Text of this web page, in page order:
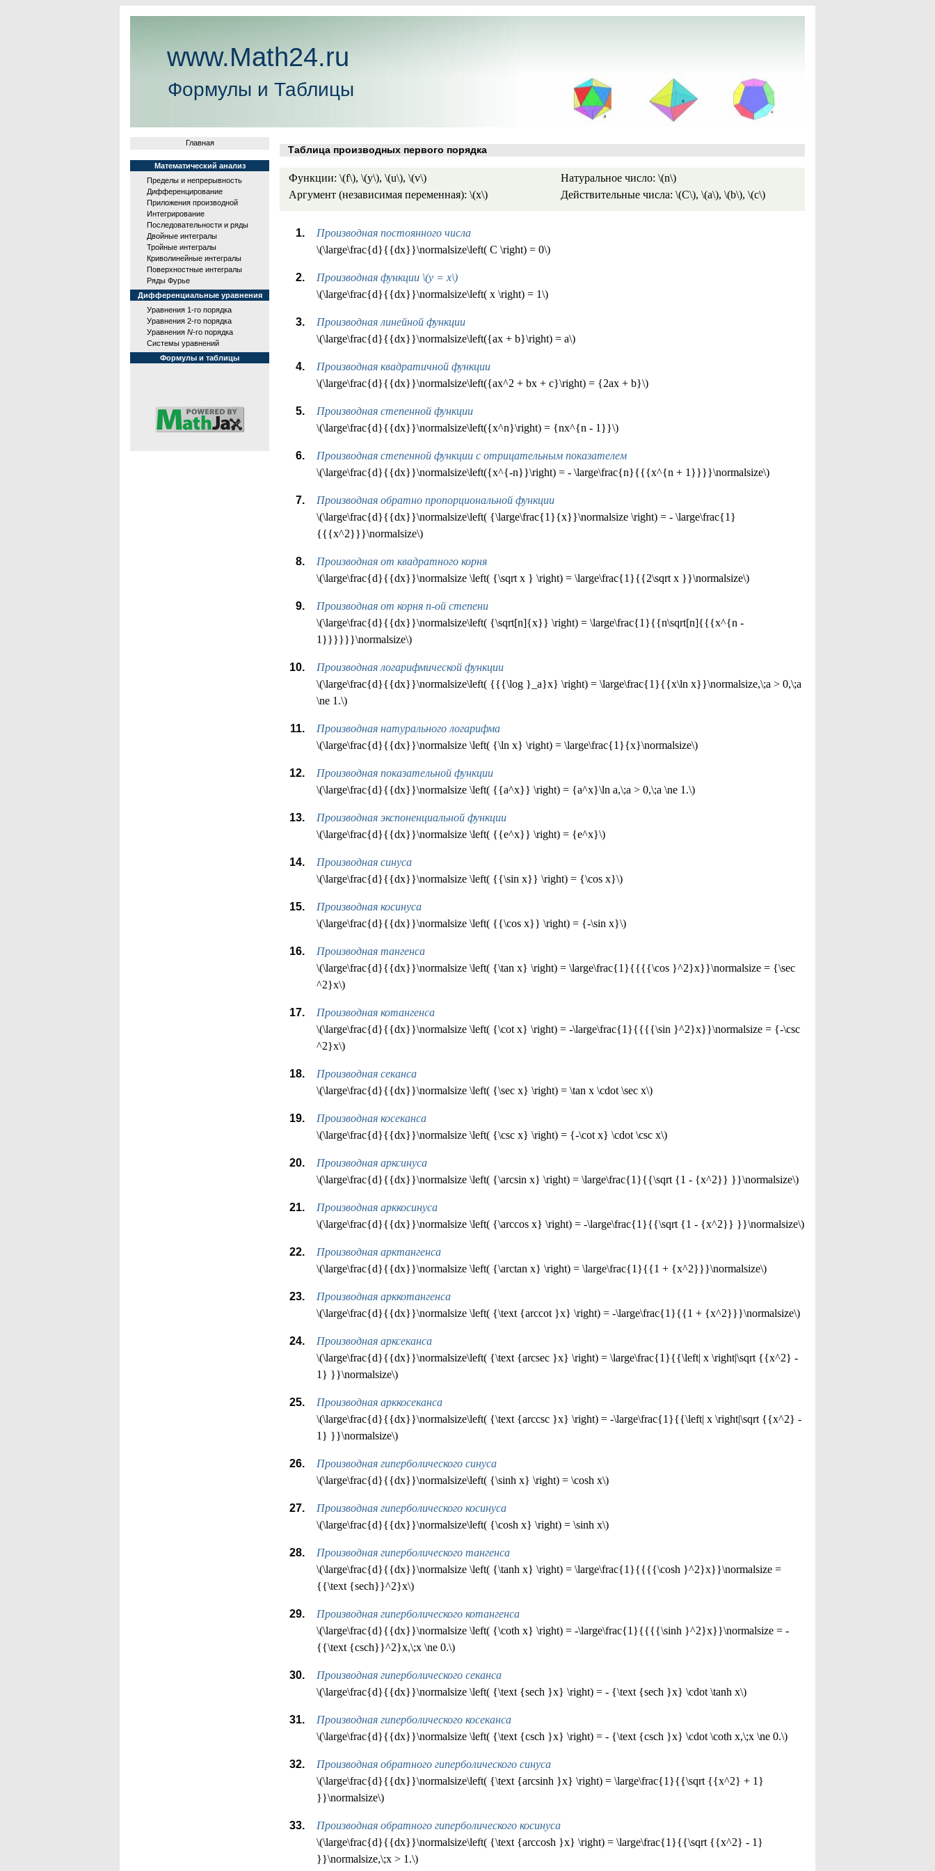
www.Math24.ru
Формулы и Таблицы
Главная
Математический анализ
Пределы и непрерывность
Дифференцирование
Приложения производной
Интегрирование
Последовательности и ряды
Двойные интегралы
Тройные интегралы
Криволинейные интегралы
Поверхностные интегралы
Ряды Фурье
Дифференциальные уравнения
Уравнения 1-го порядка
Уравнения 2-го порядка
Уравнения N-го порядка
Системы уравнений
Формулы и таблицы
Таблица производных первого порядка
Функции: \(f\), \(y\), \(u\), \(v\)
Аргумент (независимая переменная): \(x\)
Натуральное число: \(n\)
Действительные числа: \(C\), \(a\), \(b\), \(c\)
Производная постоянного числа
\(\large\frac{d}{{dx}}\normalsize\left( C \right) = 0\)
Производная функции \(y = x\)
\(\large\frac{d}{{dx}}\normalsize\left( x \right) = 1\)
Производная линейной функции
\(\large\frac{d}{{dx}}\normalsize\left({ax + b}\right) = a\)
Производная квадратичной функции
\(\large\frac{d}{{dx}}\normalsize\left({ax^2 + bx + c}\right) = {2ax + b}\)
Производная степенной функции
\(\large\frac{d}{{dx}}\normalsize\left({x^n}\right) = {nx^{n - 1}}\)
Производная степенной функции с отрицательным показателем
\(\large\frac{d}{{dx}}\normalsize\left({x^{-n}}\right) = - \large\frac{n}{{{x^{n + 1}}}}\normalsize\)
Производная обратно пропорциональной функции
\(\large\frac{d}{{dx}}\normalsize\left( {\large\frac{1}{x}}\normalsize \right) = - \large\frac{1}
{{{x^2}}}\normalsize\)
Производная от квадратного корня
\(\large\frac{d}{{dx}}\normalsize \left( {\sqrt x } \right) = \large\frac{1}{{2\sqrt x }}\normalsize\)
Производная от корня n-ой степени
\(\large\frac{d}{{dx}}\normalsize\left( {\sqrt[n]{x}} \right) = \large\frac{1}{{n\sqrt[n]{{{x^{n -
1}}}}}}\normalsize\)
Производная логарифмической функции
\(\large\frac{d}{{dx}}\normalsize\left( {{{\log }_a}x} \right) = \large\frac{1}{{x\ln x}}\normalsize,\;a > 0,\;a
\ne 1.\)
Производная натурального логарифма
\(\large\frac{d}{{dx}}\normalsize \left( {\ln x} \right) = \large\frac{1}{x}\normalsize\)
Производная показательной функции
\(\large\frac{d}{{dx}}\normalsize \left( {{a^x}} \right) = {a^x}\ln a,\;a > 0,\;a \ne 1.\)
Производная экспоненциальной функции
\(\large\frac{d}{{dx}}\normalsize \left( {{e^x}} \right) = {e^x}\)
Производная синуса
\(\large\frac{d}{{dx}}\normalsize \left( {{\sin x}} \right) = {\cos x}\)
Производная косинуса
\(\large\frac{d}{{dx}}\normalsize \left( {{\cos x}} \right) = {-\sin x}\)
Производная тангенса
\(\large\frac{d}{{dx}}\normalsize \left( {\tan x} \right) = \large\frac{1}{{{{\cos }^2}x}}\normalsize = {\sec
^2}x\)
Производная котангенса
\(\large\frac{d}{{dx}}\normalsize \left( {\cot x} \right) = -\large\frac{1}{{{{\sin }^2}x}}\normalsize = {-\csc
^2}x\)
Производная секанса
\(\large\frac{d}{{dx}}\normalsize \left( {\sec x} \right) = \tan x \cdot \sec x\)
Производная косеканса
\(\large\frac{d}{{dx}}\normalsize \left( {\csc x} \right) = {-\cot x} \cdot \csc x\)
Производная арксинуса
\(\large\frac{d}{{dx}}\normalsize \left( {\arcsin x} \right) = \large\frac{1}{{\sqrt {1 - {x^2}} }}\normalsize\)
Производная арккосинуса
\(\large\frac{d}{{dx}}\normalsize \left( {\arccos x} \right) = -\large\frac{1}{{\sqrt {1 - {x^2}} }}\normalsize\)
Производная арктангенса
\(\large\frac{d}{{dx}}\normalsize \left( {\arctan x} \right) = \large\frac{1}{{1 + {x^2}}}\normalsize\)
Производная арккотангенса
\(\large\frac{d}{{dx}}\normalsize \left( {\text {arccot }x} \right) = -\large\frac{1}{{1 + {x^2}}}\normalsize\)
Производная арксеканса
\(\large\frac{d}{{dx}}\normalsize\left( {\text {arcsec }x} \right) = \large\frac{1}{{\left| x \right|\sqrt {{x^2} -
1} }}\normalsize\)
Производная арккосеканса
\(\large\frac{d}{{dx}}\normalsize\left( {\text {arccsc }x} \right) = -\large\frac{1}{{\left| x \right|\sqrt {{x^2} -
1} }}\normalsize\)
Производная гиперболического синуса
\(\large\frac{d}{{dx}}\normalsize\left( {\sinh x} \right) = \cosh x\)
Производная гиперболического косинуса
\(\large\frac{d}{{dx}}\normalsize\left( {\cosh x} \right) = \sinh x\)
Производная гиперболического тангенса
\(\large\frac{d}{{dx}}\normalsize \left( {\tanh x} \right) = \large\frac{1}{{{{\cosh }^2}x}}\normalsize =
{{\text {sech}}^2}x\)
Производная гиперболического котангенса
\(\large\frac{d}{{dx}}\normalsize \left( {\coth x} \right) = -\large\frac{1}{{{{\sinh }^2}x}}\normalsize = -
{{\text {csch}}^2}x,\;x \ne 0.\)
Производная гиперболического секанса
\(\large\frac{d}{{dx}}\normalsize \left( {\text {sech }x} \right) = - {\text {sech }x} \cdot \tanh x\)
Производная гиперболического косеканса
\(\large\frac{d}{{dx}}\normalsize \left( {\text {csch }x} \right) = - {\text {csch }x} \cdot \coth x,\;x \ne 0.\)
Производная обратного гиперболического синуса
\(\large\frac{d}{{dx}}\normalsize\left( {\text {arcsinh }x} \right) = \large\frac{1}{{\sqrt {{x^2} + 1}
}}\normalsize\)
Производная обратного гиперболического косинуса
\(\large\frac{d}{{dx}}\normalsize\left( {\text {arccosh }x} \right) = \large\frac{1}{{\sqrt {{x^2} - 1}
}}\normalsize,\;x > 1.\)